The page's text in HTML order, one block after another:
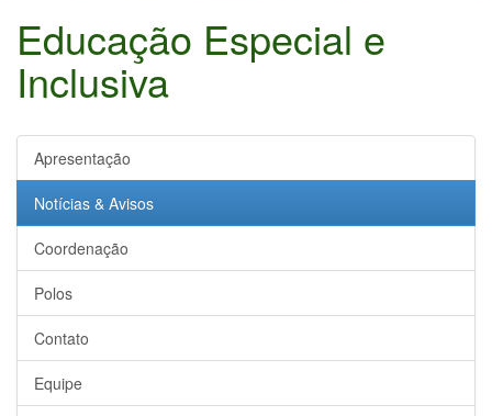
Educação Especial e
Inclusiva
Apresentação
Notícias & Avisos
Coordenação
Polos
Contato
Equipe